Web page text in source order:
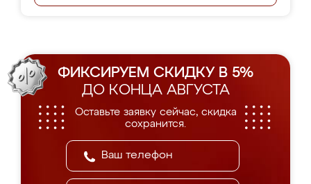
ФИКСИРУЕМ СКИДКУ В 5%
ДО КОНЦА АВГУСТА
Оставьте заявку сейчас, скидка
сохранится.